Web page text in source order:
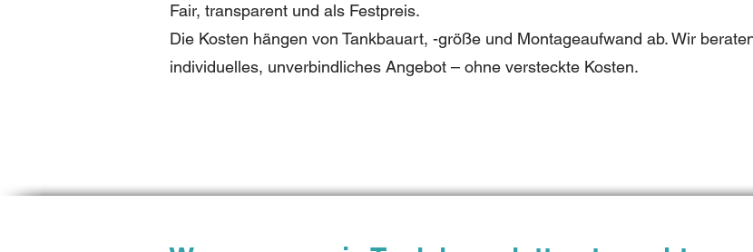
Fair, transparent und als Festpreis.
Die Kosten hängen von Tankbauart, -größe und Montageaufwand ab. Wir
individuelles, unverbindliches Angebot – ohne versteckte Kosten.